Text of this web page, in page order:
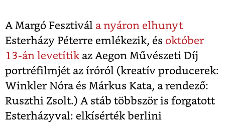
A Margó Fesztivál a nyáron elhunyt
Esterházy Péterre emlékezik, és október
13-án levetítik az Aegon Művészeti Díj
portréfilmjét az íróról (kreatív producerek:
Winkler Nóra és Márkus Kata, a rendező:
Ruszthi Zsolt.) A stáb többször is forgatott
Esterházyval: elkísérték berlini